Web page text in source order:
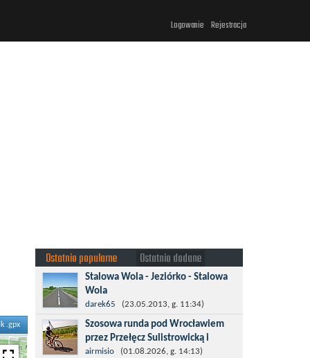
Logowanie Rejestracja
.gpx
Ostatnio popularne Ostatnio dodane
Stalowa Wola - Jeziórko - Stalowa
Wola
Taki krotki wypad troszeczkę po lesie
więcej po asfalcie , do wsi której już nie
ma , kopalni siarki również nie ma , a ci
co pamiętają okres...
darek65 (23.05.2013, g. 11:34)
Szosowa runda pod Wrocławiem
przez Przełęcz Sulistrowicką i
Mietków
airmisio (01.08.2026, g. 14:13)